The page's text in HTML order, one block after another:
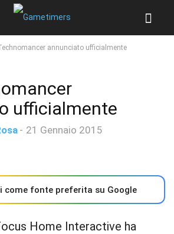
annunciato ufficialmente
ufficialmente
- 21 Gennaio 2015
come fonte preferita su Google
Home Interactive ha